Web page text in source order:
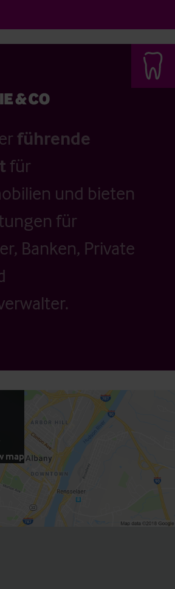
führende
für
und bieten
für
Banken, Private
map